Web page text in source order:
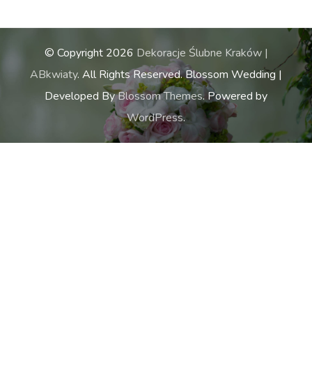
© Copyright 2026 Dekoracje Ślubne Kraków |
ABkwiaty. All Rights Reserved.Blossom Wedding |
Developed ByBlossom Themes. Powered by
WordPress.